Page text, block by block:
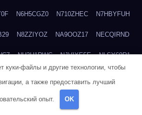
N6H5CGZ0 N710ZHEC N7HBYFUH
N8ZZIYOZ NA9OOZ17 NECQIRND
NH3H1RWC NJVIXE5E NLSY69R1
NUK7NBML
куки-файлы и другие технологии, чтобы
а также предоставить лучший
опыт. OK